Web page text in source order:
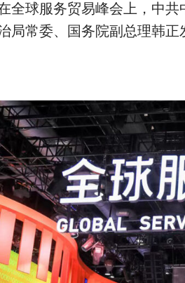
全球服务贸易峰会上，中
局常委、国务院副总理韩